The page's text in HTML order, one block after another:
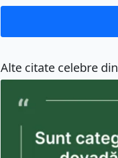
Alte citate celebre din